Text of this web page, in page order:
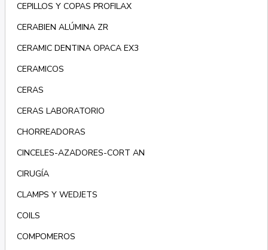
CEPILLOS Y COPAS PROFILAX
CERABIEN ALÚMINA ZR
CERAMIC DENTINA OPACA EX3
CERAMICOS
CERAS
CERAS LABORATORIO
CHORREADORAS
CINCELES-AZADORES-CORT AN
CIRUGÍA
CLAMPS Y WEDJETS
COILS
COMPOMEROS